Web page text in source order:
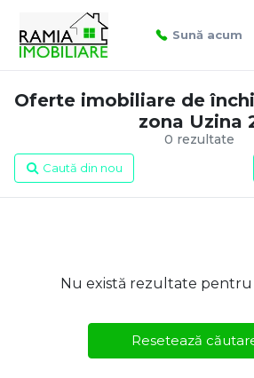
Sună acum
0 rezultate
Oferte imobiliare de
zona Uzina
Caută din nou
Nu există rezultate
Resetează